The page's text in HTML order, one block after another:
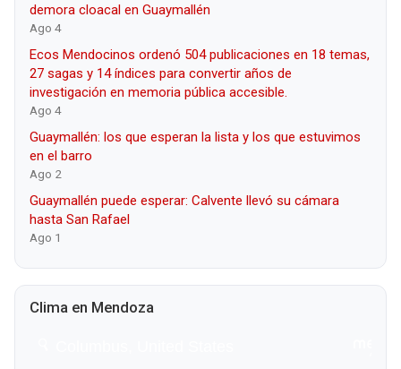
demora cloacal en Guaymallén
Ago 4
Ecos Mendocinos ordenó 504 publicaciones en 18 temas,
27 sagas y 14 índices para convertir años de
investigación en memoria pública accesible.
Ago 4
Guaymallén: los que esperan la lista y los que estuvimos
en el barro
Ago 2
Guaymallén puede esperar: Calvente llevó su cámara
hasta San Rafael
Ago 1
Clima en Mendoza